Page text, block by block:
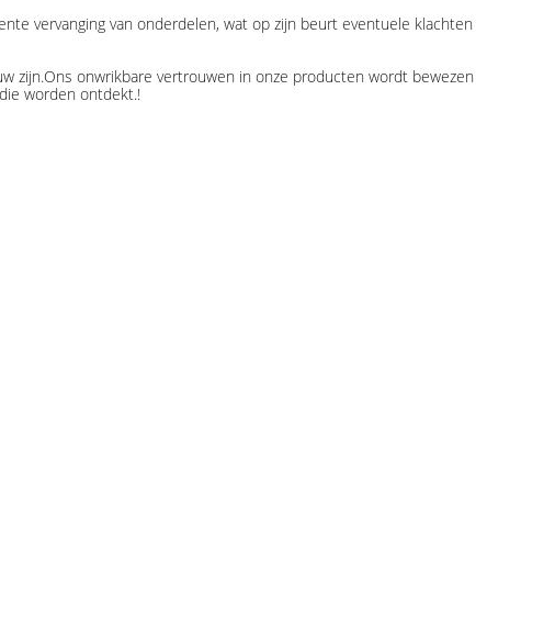
vervanging van onderdelen, wat op zijn beurt eventuele klachten
zijn.Ons onwrikbare vertrouwen in onze producten wordt bewezen
worden ontdekt.!